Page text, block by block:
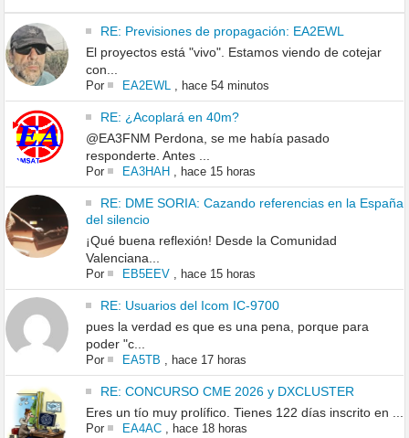
RE: Previsiones de propagación: EA2EWL
El proyectos está "vivo". Estamos viendo de cotejar
con...
Por EA2EWL hace 54 minutos
RE: ¿Acoplará en 40m?
@EA3FNM Perdona, se me había pasado
responderte. Antes ...
Por EA3HAH, hace 15 horas
RE: DME SORIA: Cazando referencias en la España
del silencio
¡Qué buena reflexión! Desde la Comunidad
Valenciana...
Por EB5EEV, hace 15 horas
RE: Usuarios del Icom IC-9700
pues la verdad es que es una pena, porque para
poder "c...
Por EA5TB hace 17 horas
RE: CONCURSO CME 2026 y DXCLUSTER
Eres un tío muy prolífico. Tienes 122 días inscrito en ...
Por EA4AC, hace 18 horas